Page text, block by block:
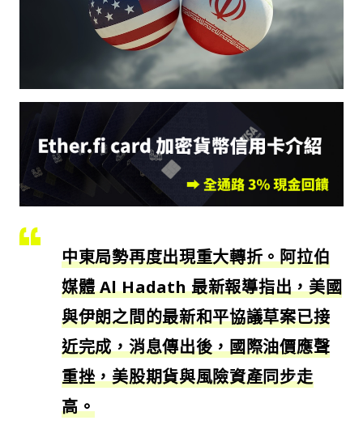
中東局勢再度出現重大轉折。阿拉伯
媒體 Al Hadath 最新報導指出，美國
與伊朗之間的最新和平協議草案已接
近完成，消息傳出後，國際油價應聲
重挫，美股期貨與風險資產同步走
高。